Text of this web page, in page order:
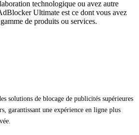
technologique ou avez autre
Ultimate est ce dont vous avez
de produits ou services.
solutions de blocage de publicités supérieures
garantissant une expérience en ligne plus